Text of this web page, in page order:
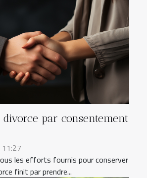
par consentement
les efforts fournis pour conserver
finit par prendre...